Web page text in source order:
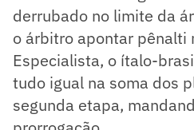
derrubado no limite da
o árbitro apontar pênalti
Especialista, o ítalo-
tudo igual na soma dos
segunda etapa,